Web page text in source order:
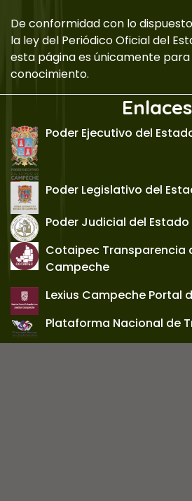
De conformidad con lo
la ley del Periódico Oficial del
esta página es únicamente
conocimiento.
Enlaces
Poder Ejecutivo del
Poder Legislativo del
Poder Judicial del
Cotaipec Transparencia
Campeche
Lexius Campeche Portal
Plataforma Nacional de